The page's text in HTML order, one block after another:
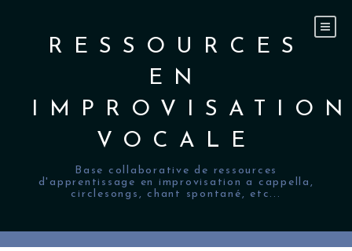
RESSOURCES
EN
VOCALE
Base collaborative de ressources
d'apprentissage en improvisation a cappella,
circlesongs, chant spontané, etc...